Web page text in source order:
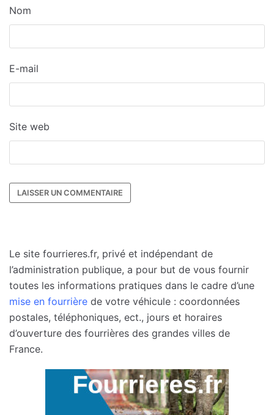
Nom
E-mail
Site web
Le site fourrieres.fr, privé et indépendant de
l’administration publique, a pour but de vous fournir
toutes les informations pratiques dans le cadre d’une
mise en fourrière de votre véhicule : coordonnées
postales, téléphoniques, ect., jours et horaires
d’ouverture des fourrières des grandes villes de
France.